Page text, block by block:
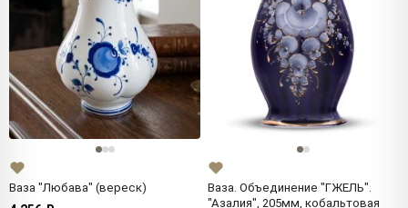
Ваза "Любава" (вереск)
Ваза. Объединение "ГЖЕЛЬ".
"Азалия", 205мм, кобальтовая